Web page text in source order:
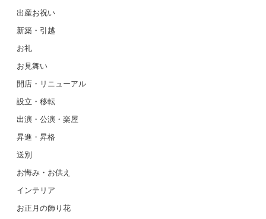
出産お祝い
新築・引越
お礼
お見舞い
開店・リニューアル
設立・移転
出演・公演・楽屋
昇進・昇格
送別
お悔み・お供え
インテリア
お正月の飾り花